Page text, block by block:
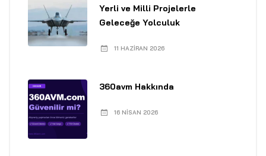
Yerli ve Milli Projelerle
Geleceğe Yolculuk
11 HAZIRAN 2026
360avm Hakkında
16 NISAN 2026